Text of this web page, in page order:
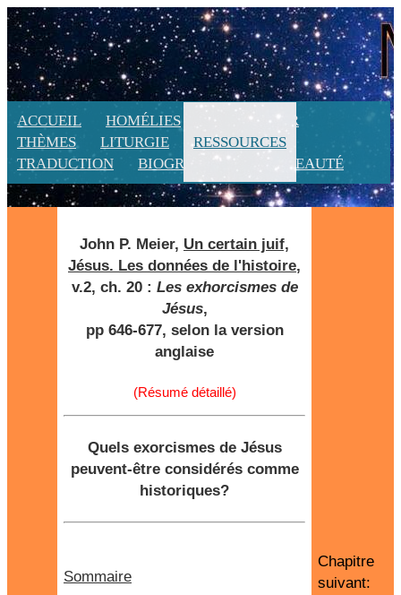
ACCUEIL HOMÉLIES
CALENDRIER
THÈMES
LITURGIE
RESSOURCES
TRADUCTION
BIOGRAPHIE NOUVEAUTÉ
John P. Meier, Un certain juif,
Jésus. Les données de l'histoire,
v.2, ch. 20 : Les exhorcismes de
Jésus,
pp 646-677, selon la version
anglaise
(Résumé détaillé)
Quels exorcismes de Jésus
peuvent-être considérés comme
historiques?
Sommaire
Chapitre
suivant: